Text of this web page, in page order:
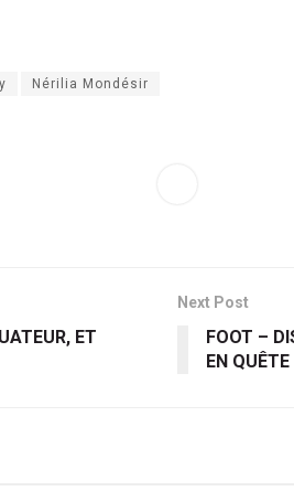
Nérilia Mondésir
ET
Next Post
FOOT –
EN